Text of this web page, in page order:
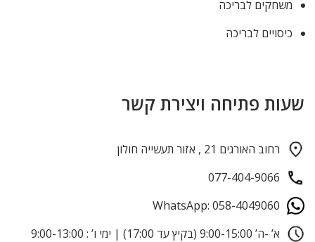
משחקים לבריכה
כיסויים לבריכה
שעות פתיחה ויצירת קשר
רחוב האורגים 21 , אזור תעשייה חולון
077-404-9066
WhatsApp: 058-4049060
א’ -ה’ 9:00-15:00 (בקיץ עד 17:00) | ימי ו’ : 9:00-13:00